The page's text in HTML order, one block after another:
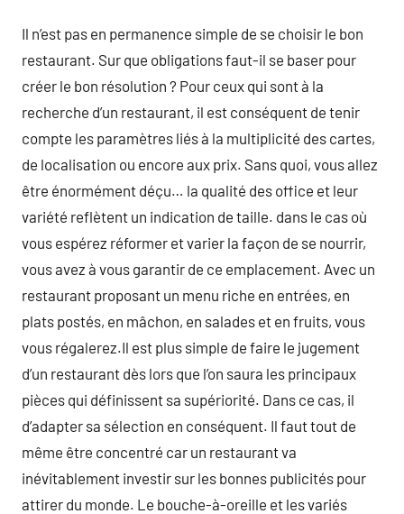
Il n’est pas en permanence simple de se choisir le bon
restaurant. Sur que obligations faut-il se baser pour
créer le bon résolution ? Pour ceux qui sont à la
recherche d’un restaurant, il est conséquent de tenir
compte les paramètres liés à la multiplicité des cartes,
de localisation ou encore aux prix. Sans quoi, vous allez
être énormément déçu… la qualité des office et leur
variété reflètent un indication de taille. dans le cas où
vous espérez réformer et varier la façon de se nourrir,
vous avez à vous garantir de ce emplacement. Avec un
restaurant proposant un menu riche en entrées, en
plats postés, en mâchon, en salades et en fruits, vous
vous régalerez.Il est plus simple de faire le jugement
d’un restaurant dès lors que l’on saura les principaux
pièces qui définissent sa supériorité. Dans ce cas, il
d’adapter sa sélection en conséquent. Il faut tout de
même être concentré car un restaurant va
inévitablement investir sur les bonnes publicités pour
attirer du monde. Le bouche-à-oreille et les variés